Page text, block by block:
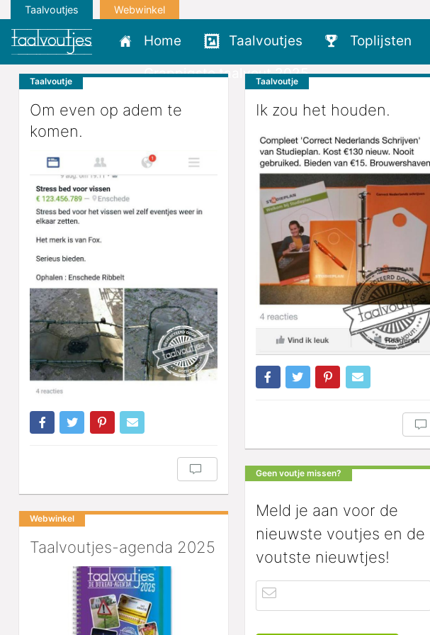
Taalvoutjes Webwinkel
Home Taalvoutjes Toplijsten
Grappigste taalvout 2025
Taalvoutje
Om even op adem te
komen.
Taalvoutje
Ik zou het houden.
Geen voutje missen?
Meld je aan voor de
nieuwste voutjes en de
voutste nieuwtjes!
Webwinkel
Taalvoutjes-agenda 2025